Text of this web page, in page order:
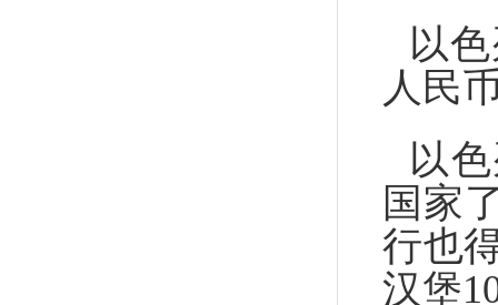
以
人民
以
国家
行也
汉堡